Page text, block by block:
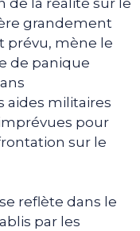
grandement
prévu, mène le
de panique
aides militaires
pour
sur le
reflète dans le
par les